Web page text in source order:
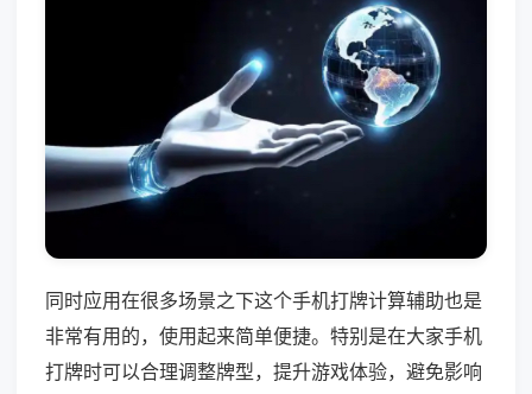
同时应用在很多场景之下这个手机打牌计算辅助也是
非常有用的，使用起来简单便捷。特别是在大家手机
打牌时可以合理调整牌型，提升游戏体验，避免影响